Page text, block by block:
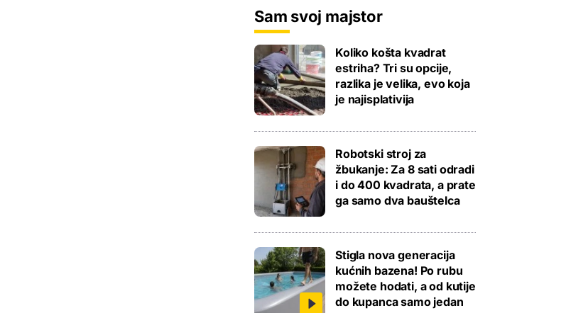
Sam svoj majstor
Koliko košta kvadrat
estriha? Tri su opcije,
razlika je velika, evo koja
je najisplativija
Robotski stroj za
žbukanje: Za 8 sati odradi
i do 400 kvadrata, a prate
ga samo dva bauštelca
Stigla nova generacija
kućnih bazena! Po rubu
možete hodati, a od kutije
do kupanca samo jedan